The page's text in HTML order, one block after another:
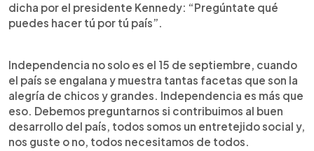
dicha por el presidente Kennedy: “Pregúntate qué
puedes hacer tú por tú país”.
Independencia no solo es el 15 de septiembre, cuando
el país se engalana y muestra tantas facetas que son la
alegría de chicos y grandes. Independencia es más que
eso. Debemos preguntarnos si contribuimos al buen
desarrollo del país, todos somos un entretejido social y,
nos guste o no, todos necesitamos de todos.